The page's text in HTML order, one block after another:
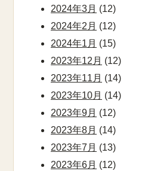
2024年3月 (12)
2024年2月 (12)
2024年1月 (15)
2023年12月 (12)
2023年11月 (14)
2023年10月 (14)
2023年9月 (12)
2023年8月 (14)
2023年7月 (13)
2023年6月 (12)